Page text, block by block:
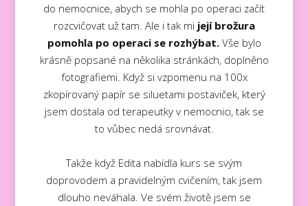
do nemocnice, abych se mohla po operaci začít
rozcvičovat už tam. Ale i tak mi její brožura
pomohla po operaci se rozhýbat.Vše bylo
krásně popsané na několika stránkách, doplněno
fotografiemi. Když si vzpomenu na 100x
zkopírovaný papír se siluetami postaviček, který
jsem dostala od terapeutky v nemocnici, tak se
to vůbec nedá srovnávat.
Takže když Edita nabídla kurs se svým
doprovodem a pravidelným cvičením, tak jsem
dlouho neváhala. Ve svém životě jsem se